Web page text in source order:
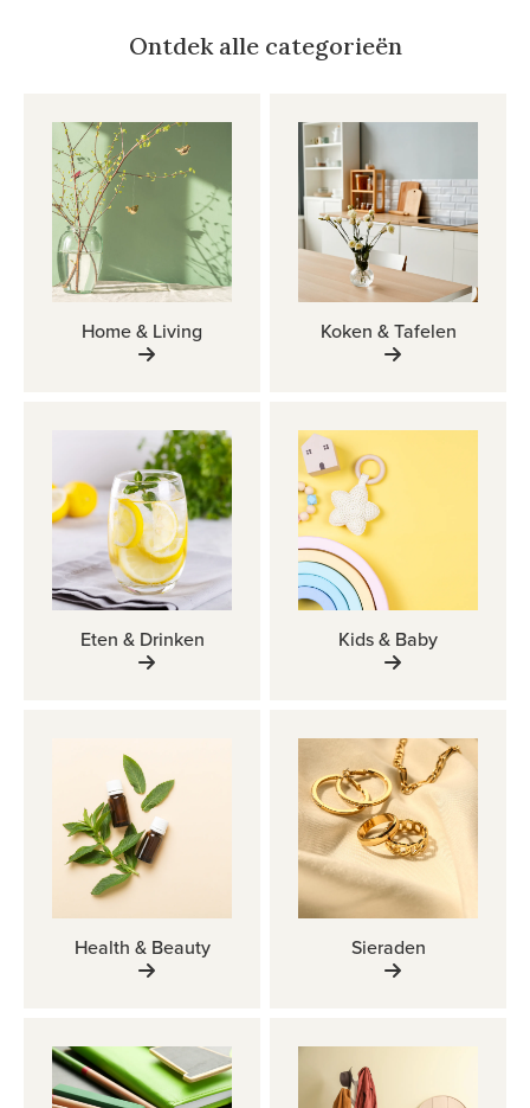
Ontdek alle categorieën
Home & Living Koken & Tafelen
Eten & Drinken Kids & Baby
Health & Beauty Sieraden